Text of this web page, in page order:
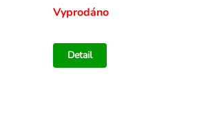
Vyprodáno
Detail